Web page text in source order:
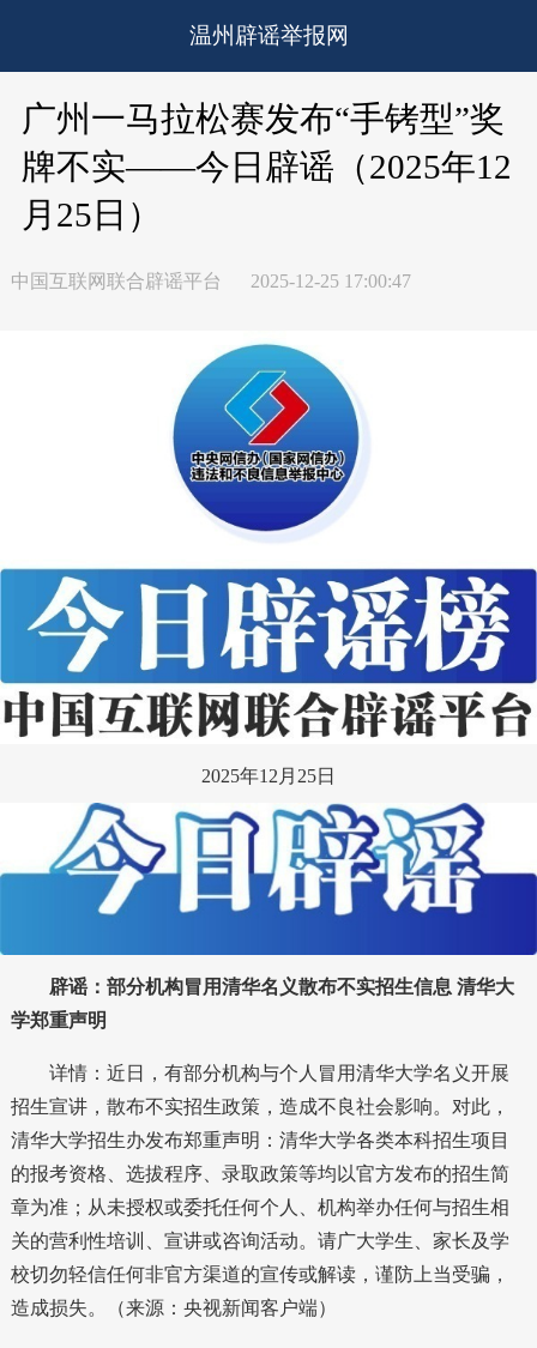
温州辟谣举报网
广州一马拉松赛发布“手铐型”奖
牌不实——今日辟谣（2025年12
月25日）
中国互联网联合辟谣平台 2025-12-25 17:00:47
2025年12月25日
辟谣：部分机构冒用清华名义散布不实招生信息 清华大
学郑重声明
详情：近日，有部分机构与个人冒用清华大学名义开展
招生宣讲，散布不实招生政策，造成不良社会影响。对此，
清华大学招生办发布郑重声明：清华大学各类本科招生项目
的报考资格、选拔程序、录取政策等均以官方发布的招生简
章为准；从未授权或委托任何个人、机构举办任何与招生相
关的营利性培训、宣讲或咨询活动。请广大学生、家长及学
校切勿轻信任何非官方渠道的宣传或解读，谨防上当受骗，
造成损失。（来源：央视新闻客户端）